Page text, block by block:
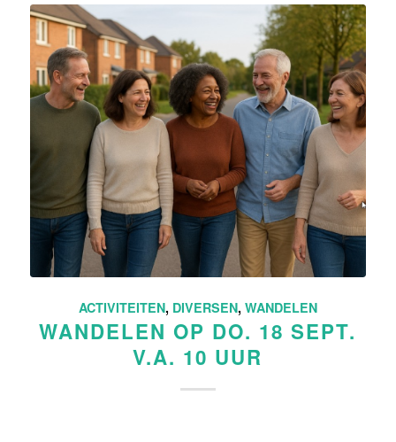
ACTIVITEITEN, DIVERSEN, WANDELEN
WANDELEN OP DO. 18 SEPT.
V.A. 10 UUR